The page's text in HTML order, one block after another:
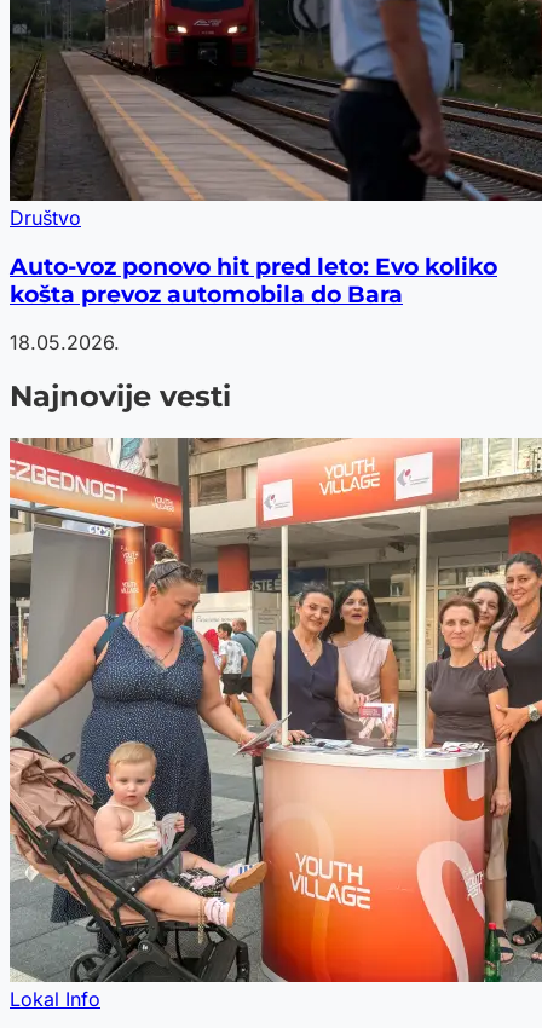
Društvo
Auto-voz ponovo hit pred leto: Evo koliko
košta prevoz automobila do Bara
18.05.2026.
Najnovije vesti
Lokal Info